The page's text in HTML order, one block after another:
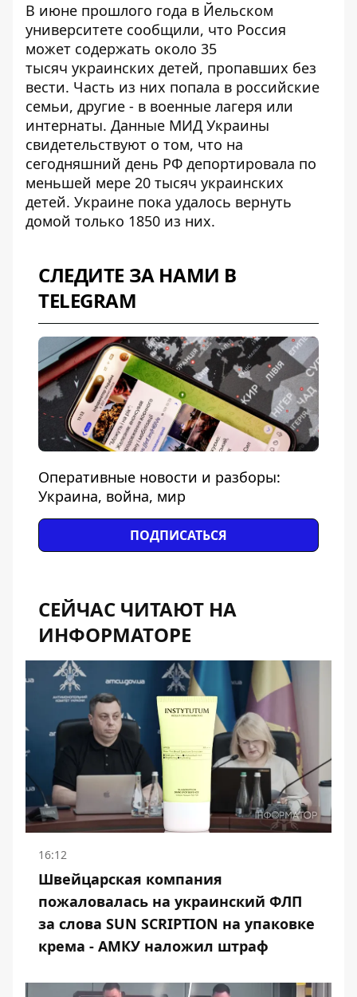
В июне прошлого года в Йельском
университете сообщили, что Россия
может содержать около 35
тысяч украинских детей, пропавших без
вести. Часть из них попала в российские
семьи, другие - в военные лагеря или
интернаты. Данные МИД Украины
свидетельствуют о том, что на
сегодняшний день РФ депортировала по
меньшей мере 20 тысяч украинских
детей. Украине пока удалось вернуть
домой только 1850 из них.
СЛЕДИТЕ ЗА НАМИ В
TELEGRAM
Оперативные новости и разборы:
Украина, война, мир
ПОДПИСАТЬСЯ
СЕЙЧАС ЧИТАЮТ НА
ИНФОРМАТОРЕ
16:12
Швейцарская компания
пожаловалась на украинский ФЛП
за слова SUN SCRIPTION на упаковке
крема - АМКУ наложил штраф